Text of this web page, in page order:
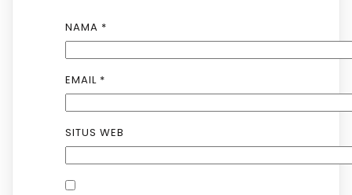
NAMA *
EMAIL *
SITUS WEB